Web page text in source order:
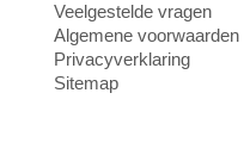
Veelgestelde vragen
Algemene voorwaarden
Privacyverklaring
Sitemap